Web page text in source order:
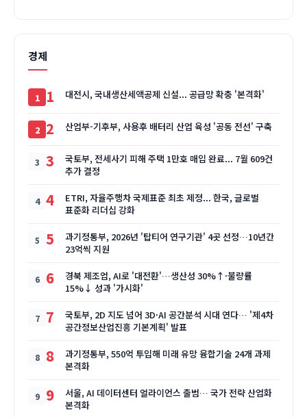
경제
1 대전시, 국내생산세액공제 신설... 공급망 확충 '본격화'
2 산업부-기후부, 사용후 배터리 산업 육성 '공동 전선' 구축
3
국토부, 전세사기 피해 주택 1만호 매입 완료... 7월 609건
추가 결정
4
ETRI, 자율주행차 국제표준 최초 제정... 한국, 글로벌
표준화 리더십 강화
5
과기정통부, 2026년 '탑티어 연구기관' 4곳 선정…10년간
23억씩 지원
6
경북 제조업, AI로 '대전환'…생산성 30%↑·불량률
15%↓ 성과 '가시화'
7
국토부, 2D 지도 넘어 3D·AI 공간분석 시대 연다… '제4차
공간정보산업진흥 기본계획' 발표
8
과기정통부, 550억 투입해 미래 유망 융합기술 24개 과제
본격화
9
서울, AI 데이터센터 얼라이언스 출범… 국가 전략 산업화
본격화